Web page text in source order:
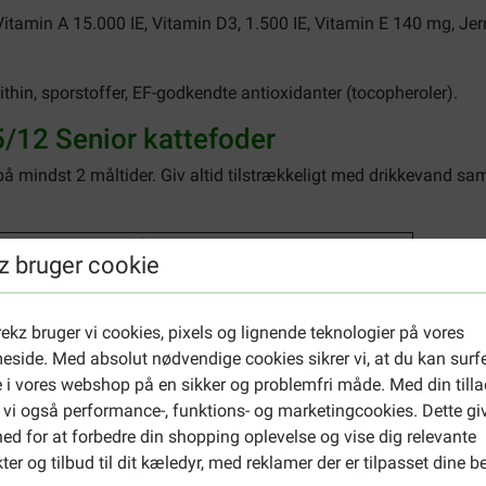
bruger cookie
bruger vi cookies, pixels og lignende teknologier på vores
Med absolut nødvendige cookies sikrer vi, at du kan
i vores webshop på en sikker og problemfri måde. Med din
vi også performance-, funktions- og marketingcookies. Dette
for at forbedre din shopping oplevelse og vise dig relevante
og tilbud til dit kæledyr, med reklamer der er tilpasset dine
A 15.000 IE, Vitamin D3, 1.500 IE, Vitamin E 140 mg,
sporstoffer, EF-godkendte antioxidanter (tocopheroler).
12 Senior kattefoder
mindst 2 måltider. Giv altid tilstrækkeligt med drikkevand
kg